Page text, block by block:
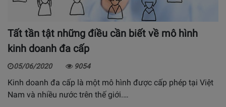
Tất tần tật những điều cần biết về mô hình
kinh doanh đa cấp
05/06/2020 9054
Kinh doanh đa cấp là một mô hình được cấp phép tại Việt
Nam và nhiều nước trên thế giới.…